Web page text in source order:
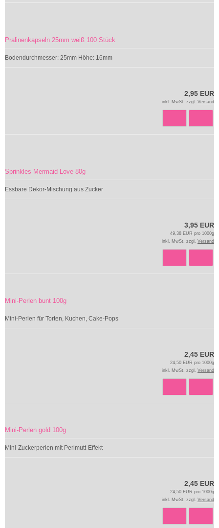
Pralinenkapseln 25mm weiß 100 Stück
Bodendurchmesser: 25mm Höhe: 16mm
2,95 EUR
inkl. MwSt. zzgl. Versand
Sprinkles Mermaid Love 80g
Essbare Dekor-Mischung aus Zucker
3,95 EUR
49,38 EUR pro 1000g
inkl. MwSt. zzgl. Versand
Mini-Perlen bunt 100g
Mini-Perlen für Torten, Kuchen, Cake-Pops
2,45 EUR
24,50 EUR pro 1000g
inkl. MwSt. zzgl. Versand
Mini-Perlen gold 100g
Mini-Zuckerperlen mit Perlmutt-Effekt
2,45 EUR
24,50 EUR pro 1000g
inkl. MwSt. zzgl. Versand